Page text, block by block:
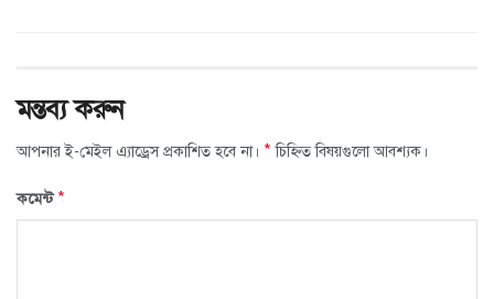
মন্তব্য করুন
আপনার ই-মেইল এ্যাড্রেস প্রকাশিত হবে না। * চিহ্নিত বিষয়গুলো আবশ্যক।
কমেন্ট*